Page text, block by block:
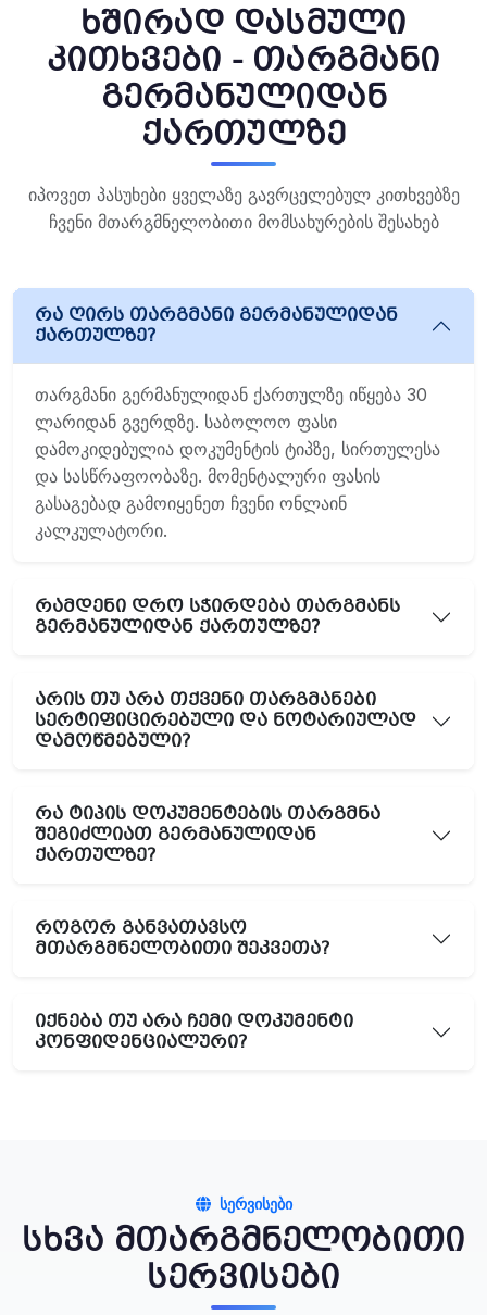
ხშირად დასმული
კითხვები - თარგმანი
გერმანულიდან
ქართულზე
იპოვეთ პასუხები ყველაზე გავრცელებულ კითხვებზე
ჩვენი მთარგმნელობითი მომსახურების შესახებ
რა ღირს თარგმანი გერმანულიდან
ქართულზე?
თარგმანი გერმანულიდან ქართულზე იწყება 30
ლარიდან გვერდზე. საბოლოო ფასი
დამოკიდებულია დოკუმენტის ტიპზე, სირთულესა
და სასწრაფოობაზე. მომენტალური ფასის
გასაგებად გამოიყენეთ ჩვენი ონლაინ
კალკულატორი.
რამდენი დრო სჭირდება თარგმანს
გერმანულიდან ქართულზე?
არის თუ არა თქვენი თარგმანები
სერტიფიცირებული და ნოტარიულად
დამოწმებული?
რა ტიპის დოკუმენტების თარგმნა
შეგიძლიათ გერმანულიდან
ქართულზე?
როგორ განვათავსო
მთარგმნელობითი შეკვეთა?
იქნება თუ არა ჩემი დოკუმენტი
კონფიდენციალური?
ᲡᲔᲠᲕᲘᲡᲔᲑᲘ
სხვა მთარგმნელობითი
სერვისები